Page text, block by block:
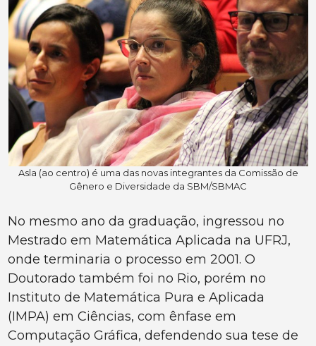
Asla (ao centro) é uma das novas integrantes da Comissão de
Gênero e Diversidade da SBM/SBMAC
No mesmo ano da graduação, ingressou no
Mestrado em Matemática Aplicada na UFRJ,
onde terminaria o processo em 2001. O
Doutorado também foi no Rio, porém no
Instituto de Matemática Pura e Aplicada
(IMPA) em Ciências, com ênfase em
Computação Gráfica, defendendo sua tese de